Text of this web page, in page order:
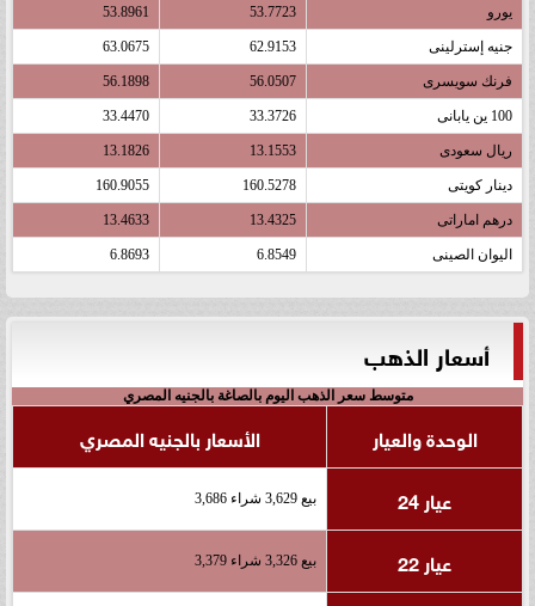
يورو 53.7723
53.8961
جنيه إسترلينى 62.9153
63.0675
فرنك سويسرى 56.0507
56.1898
100 ين يابانى 33.3726
33.4470
ريال سعودى 13.1553
13.1826
دينار كويتى 160.5278
160.9055
درهم اماراتى 13.4325
13.4633
اليوان الصينى 6.8549
6.8693
أسعار الذهب
متوسط سعر الذهب اليوم بالصاغة بالجنيه المصري
الوحدة والعيار
الأسعار بالجنيه المصري
عيار 24
بيع 3,629 شراء 3,686
عيار 22 بيع 3,326 شراء 3,379